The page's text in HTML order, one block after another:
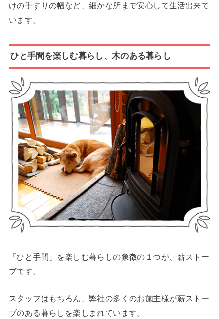
けの手すりの幅など、細かな所まで安心して生活出来て
います。
ひと手間を楽しむ暮らし、木のある暮らし
「ひと手間」を楽しむ暮らしの象徴の１つが、薪ストー
ブです。
スタッフはもちろん、弊社の多くのお施主様が薪ストー
ブのある暮らしを楽しまれています。